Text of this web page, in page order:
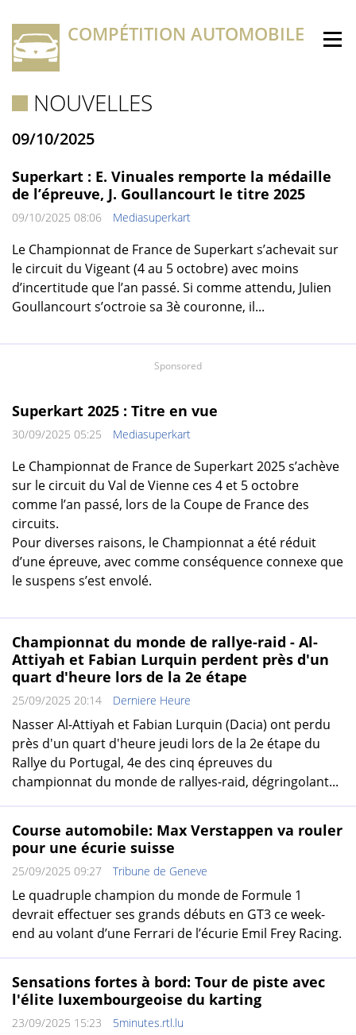
COMPÉTITION AUTOMOBILE
NOUVELLES
09/10/2025
Superkart : E. Vinuales remporte la médaille
de l’épreuve, J. Goullancourt le titre 2025
09/10/2025 08:06 Mediasuperkart
Le Championnat de France de Superkart s’achevait sur
le circuit du Vigeant (4 au 5 octobre) avec moins
d’incertitude que l’an passé. Si comme attendu, Julien
Goullancourt s’octroie sa 3è couronne, il...
Superkart 2025 : Titre en vue
30/09/2025 05:25 Mediasuperkart
Le Championnat de France de Superkart 2025 s’achève
sur le circuit du Val de Vienne ces 4 et 5 octobre
comme l’an passé, lors de la Coupe de France des
circuits.
Pour diverses raisons, le Championnat a été réduit
d’une épreuve, avec comme conséquence connexe que
le suspens s’est envolé.
Championnat du monde de rallye-raid - Al-
Attiyah et Fabian Lurquin perdent près d'un
quart d'heure lors de la 2e étape
25/09/2025 20:14 Derniere Heure
Nasser Al-Attiyah et Fabian Lurquin (Dacia) ont perdu
près d'un quart d'heure jeudi lors de la 2e étape du
Rallye du Portugal, 4e des cinq épreuves du
championnat du monde de rallyes-raid, dégringolant...
Course automobile: Max Verstappen va rouler
pour une écurie suisse
25/09/2025 09:27 Tribune de Geneve
Le quadruple champion du monde de Formule 1
devrait effectuer ses grands débuts en GT3 ce week-
end au volant d’une Ferrari de l’écurie Emil Frey Racing.
Sensations fortes à bord: Tour de piste avec
l'élite luxembourgeoise du karting
23/09/2025 15:23 5minutes.rtl.lu
Sponsored